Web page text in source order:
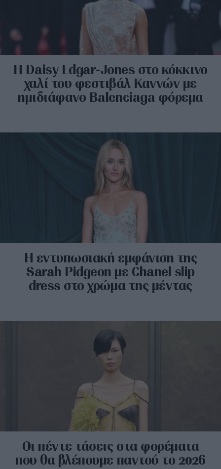
H Daisy Edgar-Jones στο κόκκινο
χαλί του φεστιβάλ Καννών με
ημιδιάφανο Balenciaga φόρεμα
Η εντυπωσιακή εμφάνιση της
Sarah Pidgeon με Chanel slip
dress στο χρώμα της μέντας
Οι πέντε τάσεις στα φορέματα
που θα βλέπουμε παντού το 2026